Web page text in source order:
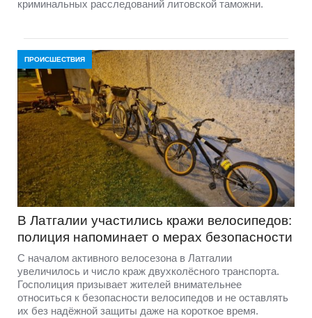
криминальных расследований литовской таможни.
ПРОИСШЕСТВИЯ
В Латгалии участились кражи велосипедов:
полиция напоминает о мерах безопасности
С началом активного велосезона в Латгалии
увеличилось и число краж двухколёсного транспорта.
Госполиция призывает жителей внимательнее
относиться к безопасности велосипедов и не оставлять
их без надёжной защиты даже на короткое время.